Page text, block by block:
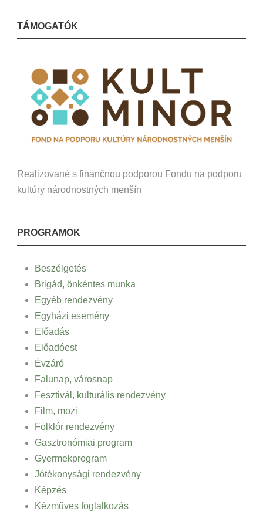
TÁMOGATÓK
Realizované s finančnou podporou Fondu na podporu
kultúry národnostných menšín
PROGRAMOK
Beszélgetés
Brigád, önkéntes munka
Egyéb rendezvény
Egyházi esemény
Előadás
Előadóest
Évzáró
Falunap, városnap
Fesztivál, kulturális rendezvény
Film, mozi
Folklór rendezvény
Gasztronómiai program
Gyermekprogram
Jótékonysági rendezvény
Képzés
Kézműves foglalkozás